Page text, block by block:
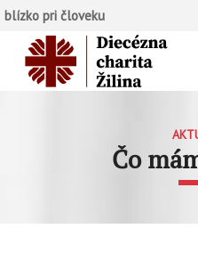
blízko pri človeku
Čo